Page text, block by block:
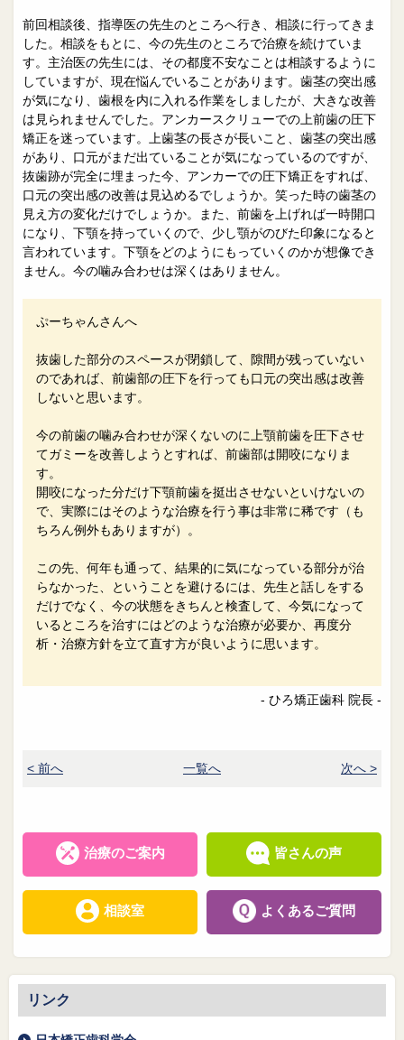
前回相談後、指導医の先生のところへ行き、相談に行ってきま
した。相談をもとに、今の先生のところで治療を続けていま
す。主治医の先生には、その都度不安なことは相談するように
していますが、現在悩んでいることがあります。歯茎の突出感
が気になり、歯根を内に入れる作業をしましたが、大きな改善
は見られませんでした。アンカースクリューでの上前歯の圧下
矯正を迷っています。上歯茎の長さが長いこと、歯茎の突出感
があり、口元がまだ出ていることが気になっているのですが、
抜歯跡が完全に埋まった今、アンカーでの圧下矯正をすれば、
口元の突出感の改善は見込めるでしょうか。笑った時の歯茎の
見え方の変化だけでしょうか。また、前歯を上げれば一時開口
になり、下顎を持っていくので、少し顎がのびた印象になると
言われています。下顎をどのようにもっていくのかが想像でき
ません。今の噛み合わせは深くはありません。
ぷーちゃんさんへ
抜歯した部分のスペースが閉鎖して、隙間が残っていない
のであれば、前歯部の圧下を行っても口元の突出感は改善
しないと思います。
今の前歯の噛み合わせが深くないのに上顎前歯を圧下させ
てガミーを改善しようとすれば、前歯部は開咬になりま
す。
開咬になった分だけ下顎前歯を挺出させないといけないの
で、実際にはそのような治療を行う事は非常に稀です（も
ちろん例外もありますが）。
この先、何年も通って、結果的に気になっている部分が治
らなかった、ということを避けるには、先生と話しをする
だけでなく、今の状態をきちんと検査して、今気になって
いるところを治すにはどのような治療が必要か、再度分
析・治療方針を立て直す方が良いように思います。
- ひろ矯正歯科 院長 -
< 前へ 一覧へ 次へ >
治療のご案内 皆さんの声
相談室 よくあるご質問
リンク